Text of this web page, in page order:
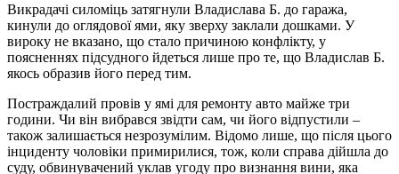
Викрадачі силоміць затягнули Владислава Б. до гаража,
кинули до оглядової ями, яку зверху заклали дошками. У
вироку не вказано, що стало причиною конфлікту, у
поясненнях підсудного йдеться лише про те, що Владислав Б.
якось образив його перед тим.
Постраждалий провів у ямі для ремонту авто майже три
години. Чи він вибрався звідти сам, чи його відпустили –
також залишається незрозумілим. Відомо лише, що після цього
інциденту чоловіки примирилися, тож, коли справа дійшла до
суду, обвинувачений уклав угоду про визнання вини, яка